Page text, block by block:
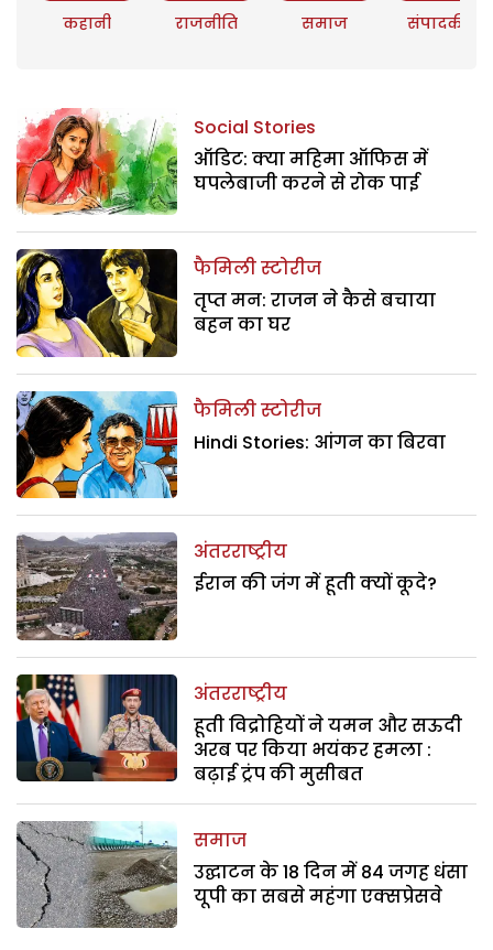
कहानी राजनीति समाज संपादकीय
Social Stories
ऑडिट: क्या महिमा ऑफिस में
घपलेबाजी करने से रोक पाई
फैमिली स्टोरीज
तृप्त मन: राजन ने कैसे बचाया
बहन का घर
फैमिली स्टोरीज
Hindi Stories: आंगन का बिरवा
अंतरराष्ट्रीय
ईरान की जंग में हूती क्यों कूदे?
अंतरराष्ट्रीय
हूती विद्रोहियों ने यमन और सऊदी
अरब पर किया भयंकर हमला :
बढ़ाई ट्रंप की मुसीबत
समाज
उद्घाटन के 18 दिन में 84 जगह धंसा
यूपी का सबसे महंगा एक्सप्रेसवे